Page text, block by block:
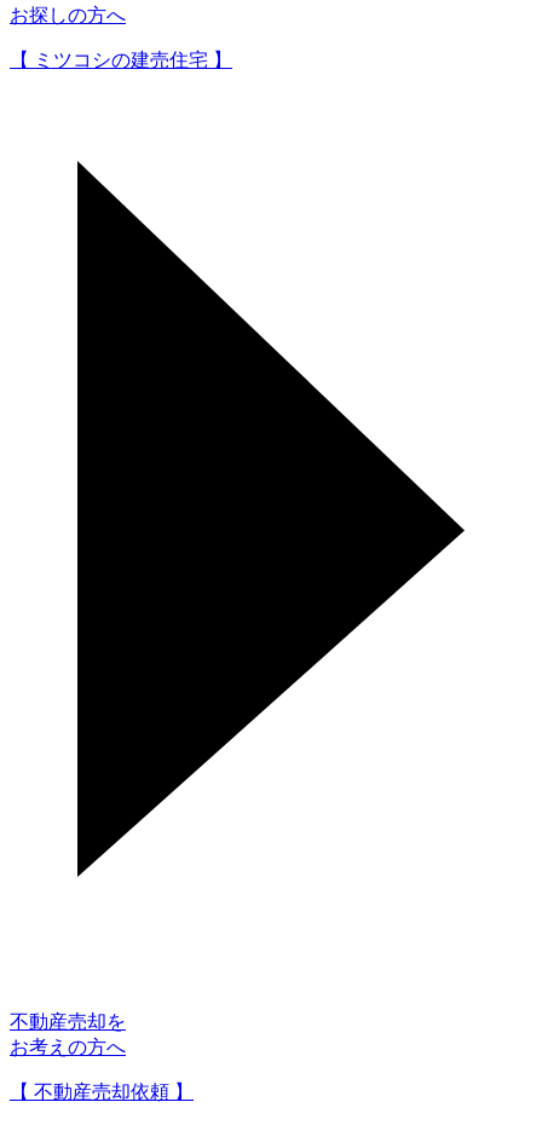
お探しの方へ
【 ミツコシの建売住宅 】
不動産売却を
お考えの方へ
【 不動産売却依頼 】